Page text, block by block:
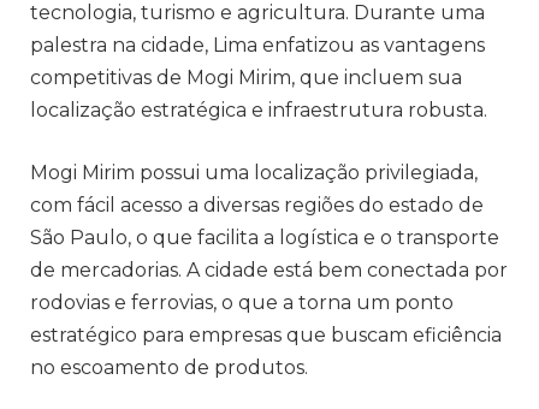
tecnologia, turismo e agricultura. Durante uma
palestra na cidade, Lima enfatizou as vantagens
competitivas de Mogi Mirim, que incluem sua
localização estratégica e infraestrutura robusta.
Mogi Mirim possui uma localização privilegiada,
com fácil acesso a diversas regiões do estado de
São Paulo, o que facilita a logística e o transporte
de mercadorias. A cidade está bem conectada por
rodovias e ferrovias, o que a torna um ponto
estratégico para empresas que buscam eficiência
no escoamento de produtos.